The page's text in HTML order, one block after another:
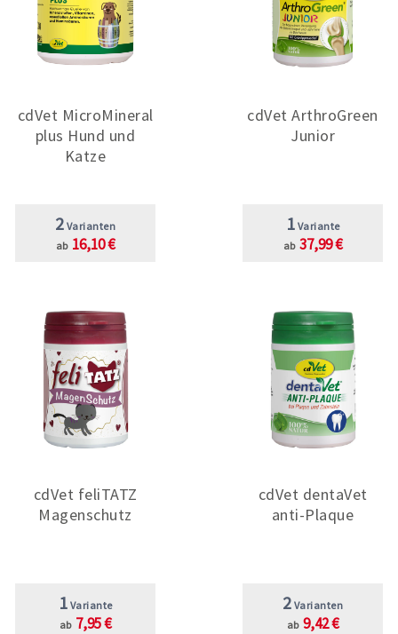
cdVet MicroMineral
plus Hund und
Katze
2 Varianten
ab 16,10 €
cdVet ArthroGreen
Junior
1 Variante
ab 37,99 €
cdVet feliTATZ
Magenschutz
1 Variante
ab 7,95 €
cdVet dentaVet
anti-Plaque
2 Varianten
ab 9,42 €